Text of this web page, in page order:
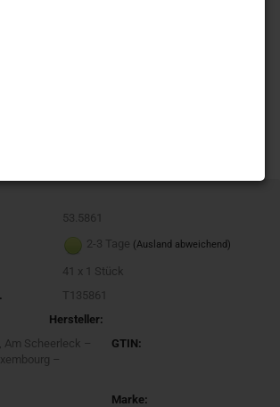
53.5861
2-3 Tage (Ausland abweichend)
41 x 1 Stück
T135861
Hersteller:
Am Scheerleck –
–
GTIN:
Marke: